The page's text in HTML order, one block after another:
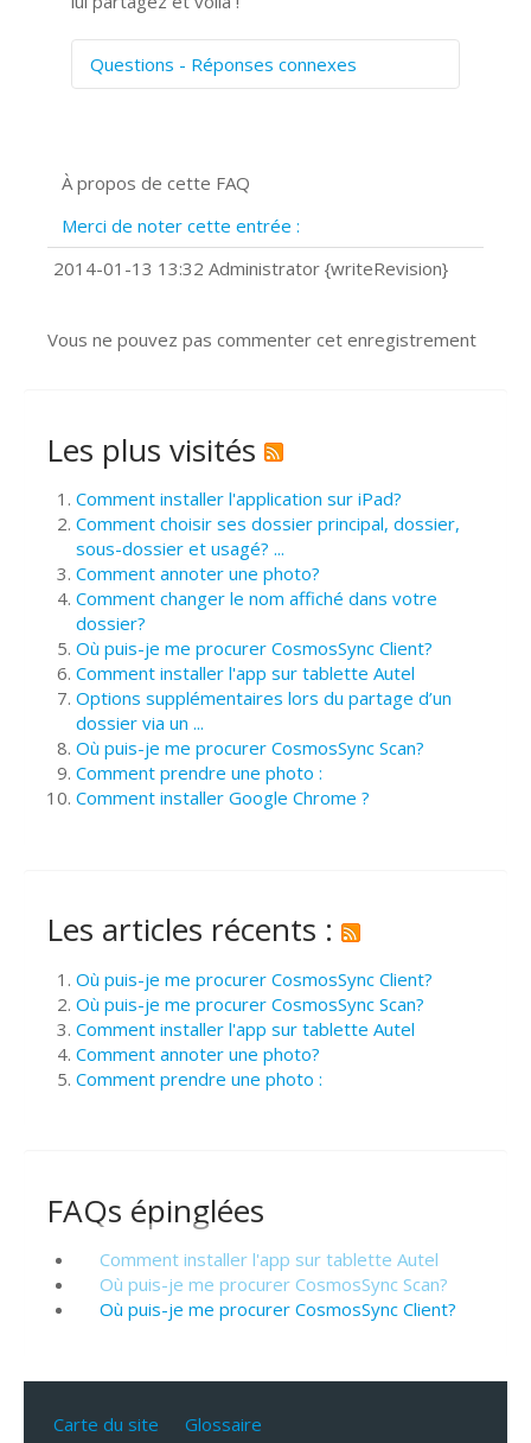
Questions - Réponses connexes
Prise de vue 360°
?
Comment installer Google Chrome ?
À propos de cette FAQ
Merci de noter cette entrée :
2014-01-13 13:32 Administrator {writeRevision}
Vous ne pouvez pas commenter cet enregistrement
Les plus visités
Comment installer l'application sur iPad?
Comment choisir ses dossier principal, dossier,
sous-dossier et usagé? ...
Comment annoter une photo?
Comment changer le nom affiché dans votre
dossier?
Où puis-je me procurer CosmosSync Client?
Comment installer l'app sur tablette Autel
Options supplémentaires lors du partage d’un
dossier via un ...
Où puis-je me procurer CosmosSync Scan?
Comment prendre une photo :
Comment installer Google Chrome ?
Les articles récents :
Où puis-je me procurer CosmosSync Client?
Où puis-je me procurer CosmosSync Scan?
Comment installer l'app sur tablette Autel
Comment annoter une photo?
Comment prendre une photo :
FAQs épinglées
Comment installer l'app sur tablette Autel
Où puis-je me procurer CosmosSync Scan?
Où puis-je me procurer CosmosSync Client?
Carte du site Glossaire